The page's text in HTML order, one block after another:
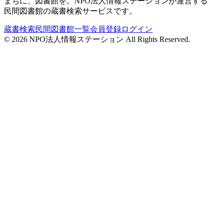
民間図書館の蔵書検索サービスです。
蔵書検索民間図書館一覧会員登録ログイン
© 2026 NPO法人情報ステーション All Rights Reserved.